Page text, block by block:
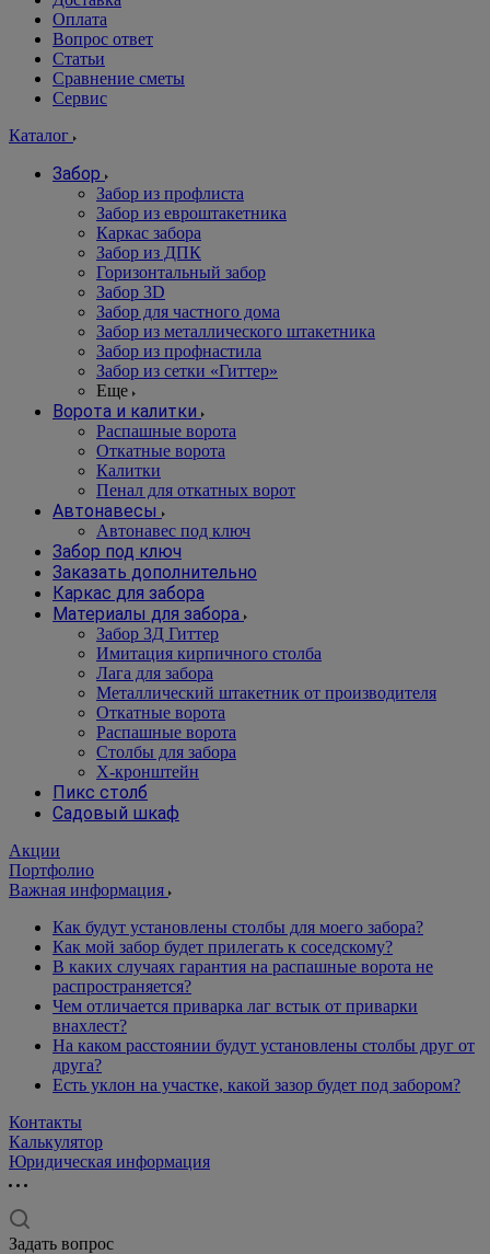
Оплата
Вопрос ответ
Статьи
Сравнение сметы
Сервис
Каталог
Забор
Забор из профлиста
Забор из евроштакетника
Каркас забора
Забор из ДПК
Горизонтальный забор
Забор 3D
Забор для частного дома
Забор из металлического штакетника
Забор из профнастила
Забор из сетки «Гиттер»
Еще
Ворота и калитки
Распашные ворота
Откатные ворота
Калитки
Пенал для откатных ворот
Автонавесы
Автонавес под ключ
Забор под ключ
Заказать дополнительно
Каркас для забора
Материалы для забора
Забор 3Д Гиттер
Имитация кирпичного столба
Лага для забора
Металлический штакетник от производителя
Откатные ворота
Распашные ворота
Столбы для забора
Х-кронштейн
Пикс столб
Садовый шкаф
Акции
Портфолио
Важная информация
Как будут установлены столбы для моего забора?
Как мой забор будет прилегать к соседскому?
В каких случаях гарантия на распашные ворота не
распространяется?
Чем отличается приварка лаг встык от приварки
внахлест?
На каком расстоянии будут установлены столбы друг от
друга?
Есть уклон на участке, какой зазор будет под забором?
Контакты
Калькулятор
Юридическая информация
Задать вопрос